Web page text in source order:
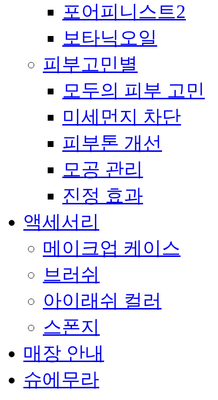
포어피니스트2
보타닉오일
피부고민별
모두의 피부 고민
미세먼지 차단
피부톤 개선
모공 관리
진정 효과
액세서리
메이크업 케이스
브러쉬
아이래쉬 컬러
스폰지
매장 안내
슈에무라